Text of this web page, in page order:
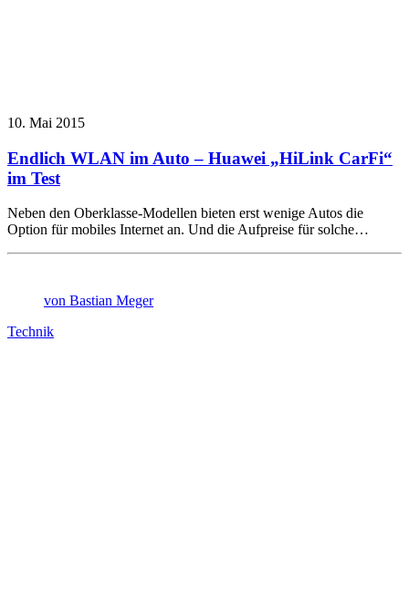
10. Mai 2015
Endlich WLAN im Auto – Huawei „HiLink CarFi“
im Test
Neben den Oberklasse-Modellen bieten erst wenige Autos die
Option für mobiles Internet an. Und die Aufpreise für solche…
von Bastian Meger
Technik